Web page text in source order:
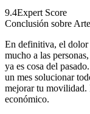
9.4Expert Score
Conclusión sobre
En definitiva, el
mucho a las
ya es cosa del
un mes solucionar
mejorar tu movilidad.
económico.